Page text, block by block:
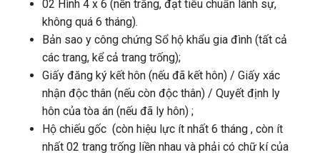
02 Hình 4 x 6 (nền trắng, đạt tiêu chuẩn lãnh sự,
không quá 6 tháng).
Bản sao y công chứng Sổ hộ khẩu gia đình (tất cả
các trang, kể cả trang trống);
Giấy đăng ký kết hôn (nếu đã kết hôn) / Giấy xác
nhận độc thân (nếu còn độc thân) / Quyết định ly
hôn của tòa án (nếu đã ly hôn) ;
Hộ chiếu gốc (còn hiệu lực ít nhất 6 tháng , còn ít
nhất 02 trang trống liền nhau và phải có chữ kí của